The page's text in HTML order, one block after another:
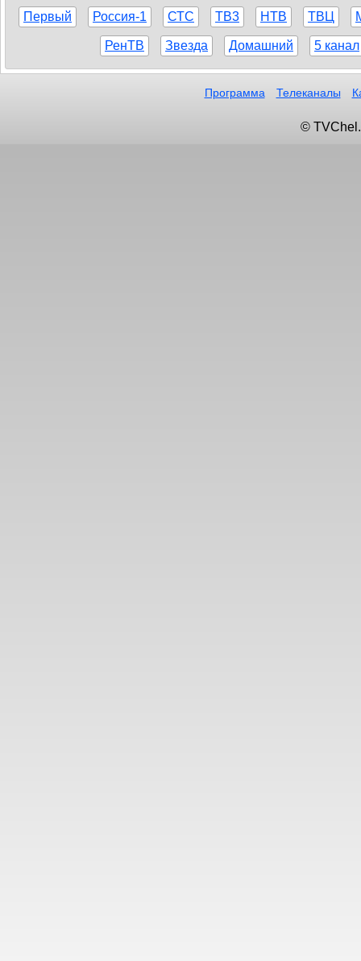
Первый Россия-1 СТС ТВ3 НТВ ТВЦ
РенТВ Звезда Домашний 5 канал
Программа Телеканалы
©